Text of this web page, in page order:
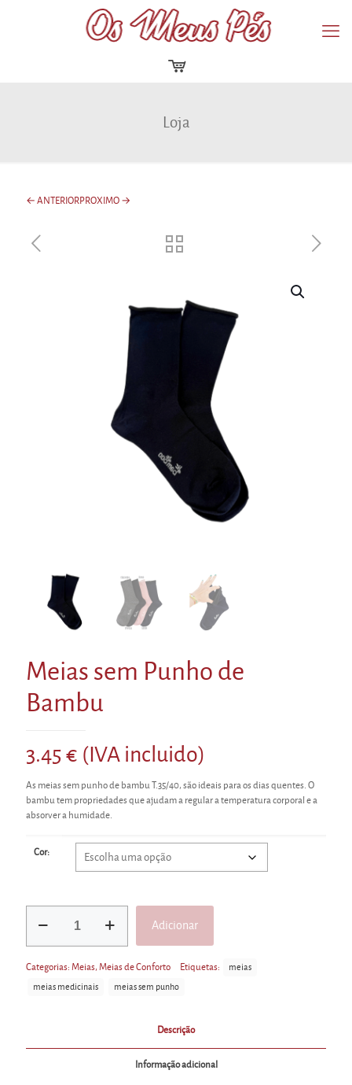
Loja
← ANTERIORPROXIMO →
Meias sem Punho de
Bambu
3.45 € (IVA incluido)
As meias sem punho de bambu T.35/40, são ideais para os dias quentes. O
bambu tem propriedades que ajudam a regular a temperatura corporal e a
absorver a humidade.
Cor:
Punho
de
Adicionar
Categorias: Meias, Meias de Conforto Etiquetas: meias
meias medicinais meias sem punho
Descrição
Informação adicional